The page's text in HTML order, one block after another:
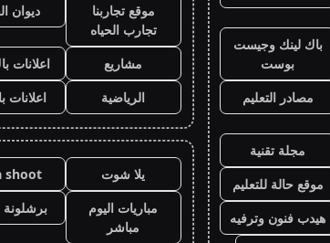
باك لينك وجيست
بوست
مصادر التعليم
مجلة تقنية
موقع حالة للتعليم
هيدب فنون وترفيه
موقع تجاربنا
تجارب الحياه
ديوان
مشاريع
اعلانات
الرياضية
اعلانات
يلا شوت
shoot
مباريات اليوم
مباشر
برشلونة